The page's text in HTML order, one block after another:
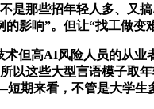
是那些招年轻人多、又
响”。但让“找工做变难
但高AI风险人员的从
以这些大型言语模子取
期来看，不管是大学生